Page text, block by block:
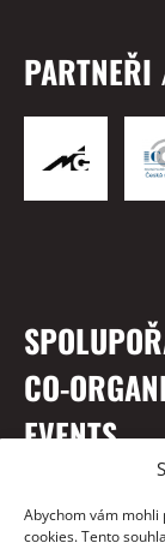
Abychom vám mohli
cookies. Tento
CO-
EVENTS